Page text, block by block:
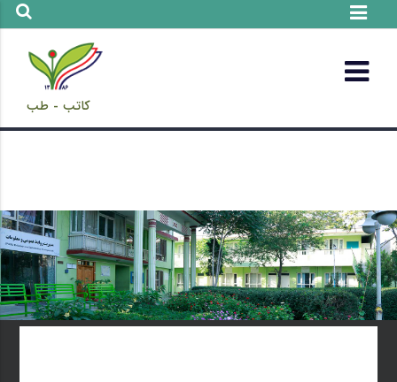
کاتب - طب